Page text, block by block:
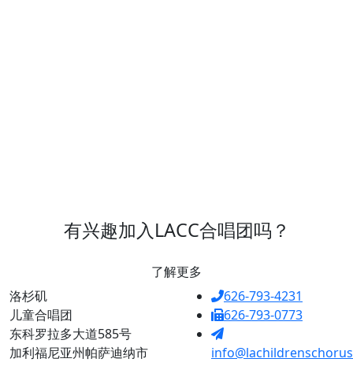
有兴趣加入LACC合唱团吗？
了解更多
洛杉矶
儿童合唱团
东科罗拉多大道585号
加利福尼亚州帕萨迪纳市
626-793-4231
626-793-0773